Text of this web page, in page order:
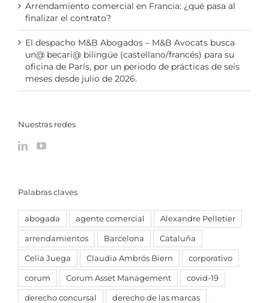
Arrendamiento comercial en Francia: ¿qué pasa al
finalizar el contrato?
El despacho M&B Abogados – M&B Avocats busca
un@ becari@ bilingüe (castellano/francés) para su
oficina de París, por un periodo de prácticas de seis
meses desde julio de 2026.
Nuestras redes
Palabras claves
abogada agente comercial Alexandre Pelletier
arrendamientos Barcelona Cataluña
Celia Juega Claudia Ambrós Biern corporativo
corum Corum Asset Management covid-19
derecho concursal derecho de las marcas